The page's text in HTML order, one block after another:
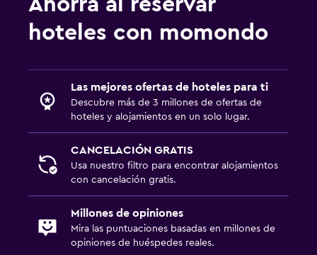
hoteles con momondo
Las mejores ofertas de hoteles para ti
Descubre más de 3 millones de ofertas de
hoteles y alojamientos en un solo lugar.
CANCELACIÓN GRATIS
Usa nuestro filtro para encontrar alojamientos
con cancelación gratis.
Millones de opiniones
Mira las puntuaciones basadas en millones de
opiniones de huéspedes reales.